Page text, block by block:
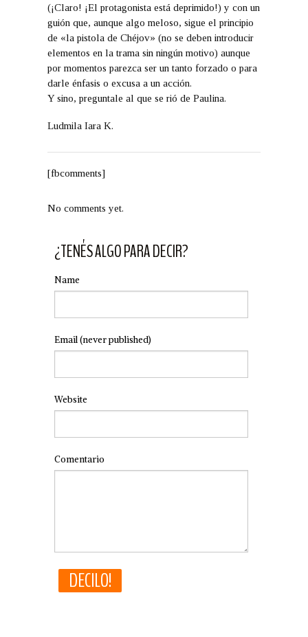
(¡Claro! ¡El protagonista está deprimido!) y con un
guión que, aunque algo meloso, sigue el principio
de «la pistola de Chéjov» (no se deben introducir
elementos en la trama sin ningún motivo) aunque
por momentos parezca ser un tanto forzado o para
darle énfasis o excusa a un acción.
Y sino, preguntale al que se rió de Paulina.
Ludmila Iara K.
[fbcomments]
No comments yet.
¿TENÉS ALGO PARA DECIR?
Name
Email(never published)
Website
Comentario